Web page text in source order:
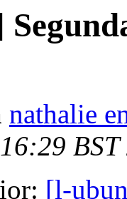
nathalie
BST
[l-